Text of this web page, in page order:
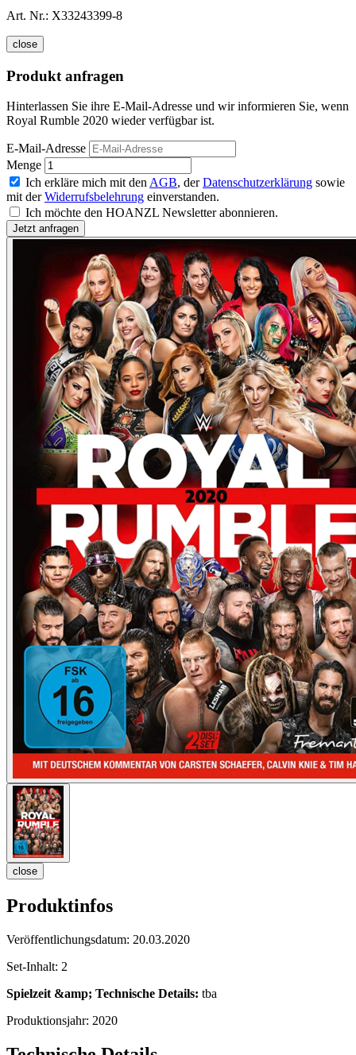
Art. Nr.: X33243399-8
close
Produkt anfragen
Hinterlassen Sie ihre E-Mail-Adresse und wir informieren Sie, wenn
Royal Rumble 2020 wieder verfügbar ist.
E-Mail-Adresse
Menge
Ich erkläre mich mit den AGB, derDatenschutzerklärung sowie
mit derWiderrufsbelehrung einverstanden.
Ich möchte den HOANZL Newsletter abonnieren.
close
Produktinfos
Veröffentlichungsdatum: 20.03.2020
Set-Inhalt: 2
Spielzeit &amp; Technische Details: tba
Produktionsjahr: 2020